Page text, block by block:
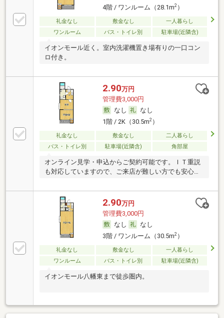
4階 / ワンルーム（28.1m2）
礼金なし 敷金なし
一人暮らし
ワンルーム
バス・トイレ別 駐車場(近隣含)
イオンモール近く。室内洗濯機置き場有りの一口コン
ロ付き。
2.90万円
管理費3,000円
なし
なし
1階 / 2K（30.5m2）
礼金なし 敷金なし
二人暮らし
バス・トイレ別
駐車場(近隣含) 角部屋
オンライン見学・申込からご契約可能です。ＩＴ重説
も対応していますので、ご来店が難しい方でも安心で
2.90万円
管理費3,000円
なし
なし
3階 / ワンルーム（30.5m2）
礼金なし 敷金なし
一人暮らし
ワンルーム
バス・トイレ別 駐車場(近隣含)
イオンモール八幡東まで徒歩圏内。